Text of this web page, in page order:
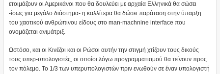
ετοιμάζουν οι Αμερικάνοι που θα δουλεύει με αρχαία Ελληνικά θα σώσει
-ίσως για μεγάλο διάστημα- η καλλίτερα θα δώσει παράταση στην ύπαρξη
του χαοτικού ανθρώπινου είδους στο man-machnine interface που
ονομάζεται ανιμάτριξ.
Ωστόσο, και οι Κινέζοι και οι Ρώσοι αυτήν την στιγμή χτίζουν τους δικούς
τους υπερ-υπολογιστές, οι οποίοι λόγω προγραμματισμού θα τείνουν προς
τον πόλεμο. Το 1/3 των υπερυπολογιστών πριν ενωθούν σε έναν υπολογιστή